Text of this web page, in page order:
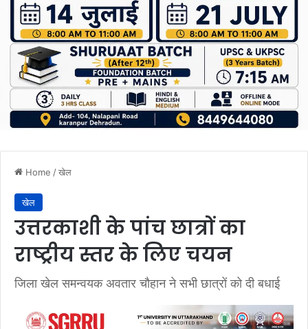
Home /खेल
खेल
उत्तरकाशी के पांच छात्रों का
राष्ट्रीय स्तर के लिए चयन
जिला खेल समन्वयक अवतार चौहान ने सभी छात्रों को दी बधाई